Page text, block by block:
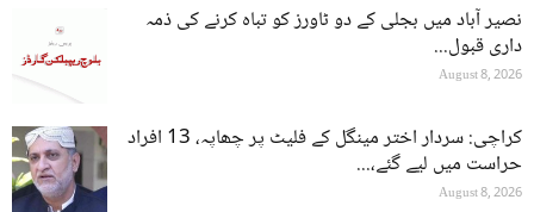
نصیر آباد میں بجلی کے دو ٹاورز کو تباہ کرنے کی ذمہ
داری قبول...
August 8, 2026
کراچی: سردار اختر مینگل کے فلیٹ پر چھاپہ، 13 افراد
حراست میں لیے گئے،...
August 8, 2026